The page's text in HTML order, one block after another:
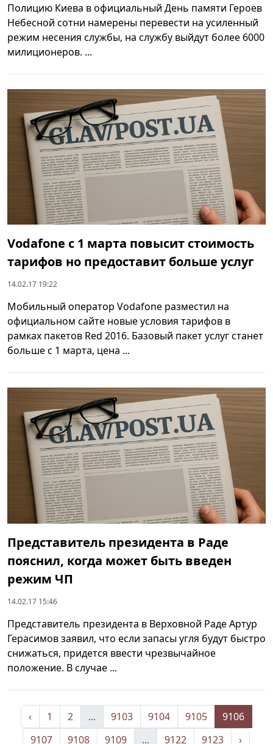
Полицию Киева в официальный День памяти Героев
Небесной сотни намерены перевести на усиленный
режим несения службы, на службу выйдут более 6000
милиционеров. ...
Vodafone с 1 марта повысит стоимость
тарифов но предоставит больше услуг
14.02.17 19:22
Мобильный оператор Vodafone разместил на
официальном сайте новые условия тарифов в
рамках пакетов Red 2016. Базовый пакет услуг станет
больше с 1 марта, цена ...
Представитель президента в Раде
пояснил, когда может быть введен
режим ЧП
14.02.17 15:46
Представитель президента в Верховной Раде Артур
Герасимов заявил, что если запасы угля будут быстро
снижаться, придется ввести чрезвычайное
положение. В случае ...
‹ 1 2 ... 9103 9104 9105
9106
9107
9108 9109 ... 9122 9123 ›